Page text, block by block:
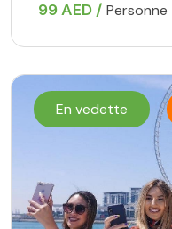
99 AED / Personne
En vedette